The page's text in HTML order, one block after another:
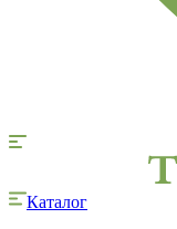
Каталог